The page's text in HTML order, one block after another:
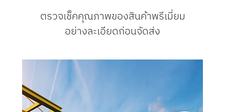
ตรวจเช็คคุณภาพของสินค้าพรีเมี่ยม
อย่างละเอียดก่อนจัดส่ง